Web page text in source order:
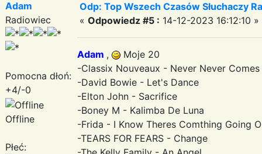
Adam
Radiowiec
Pomocna dłoń:
+4/-0
Offline
Płeć:
Odp: Top Wszech Czasów Słuchaczy
« Odpowiedz #5 : 14-12-2023 16:12:10 »
Adam ,
Moje 20
-Classix Nouveaux - Never Never Comes
-David Bowie - Let's Dance
-Elton John - Sacrifice
-Boney M - Kalimba De Luna
-Frida - I Know Theres Comthing Going
-TEARS FOR FEARS - Change